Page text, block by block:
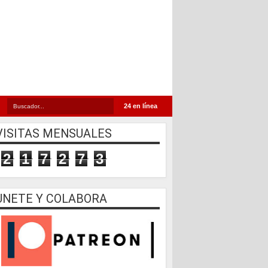
24 en línea
MENSUALES
2 1 7 2 7 3
Y COLABORA